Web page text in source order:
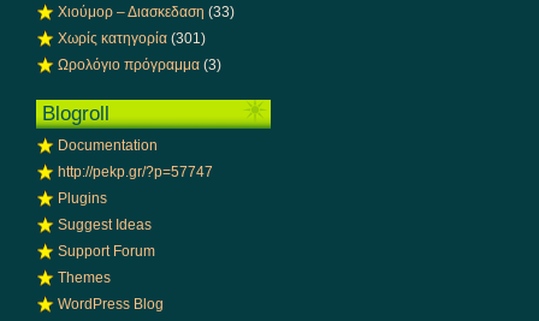
Χιούμορ – Διασκεδαση (33)
Χωρίς κατηγορία (301)
Ωρολόγιο πρόγραμμα (3)
Blogroll
Documentation
http://pekp.gr/?p=57747
Plugins
Suggest Ideas
Support Forum
Themes
WordPress Blog